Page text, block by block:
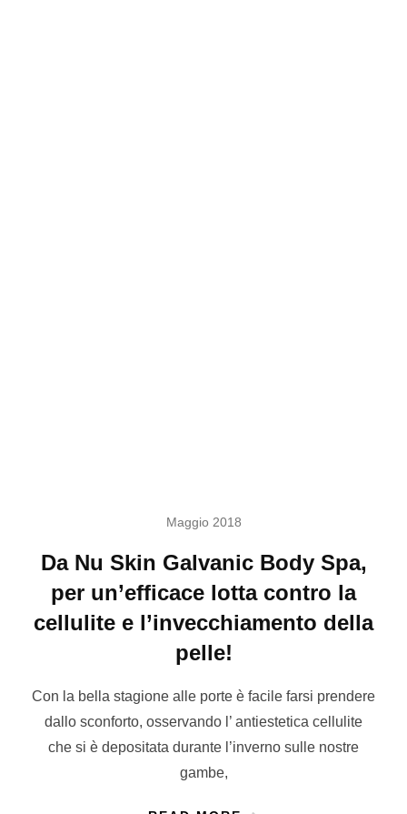
Maggio 2018
Da Nu Skin Galvanic Body Spa,
per un’efficace lotta contro la
cellulite e l’invecchiamento della
pelle!
Con la bella stagione alle porte è facile farsi prendere
dallo sconforto, osservando l’ antiestetica cellulite
che si è depositata durante l’inverno sulle nostre
gambe,